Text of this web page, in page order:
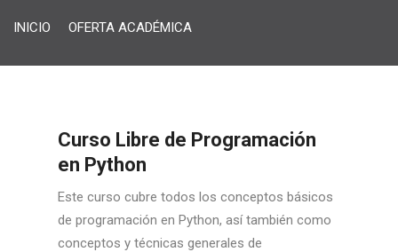
INICIO OFERTA ACADÉMICA
Curso Libre de Programación
en Python
Este curso cubre todos los conceptos básicos
de programación en Python, así también como
conceptos y técnicas generales de